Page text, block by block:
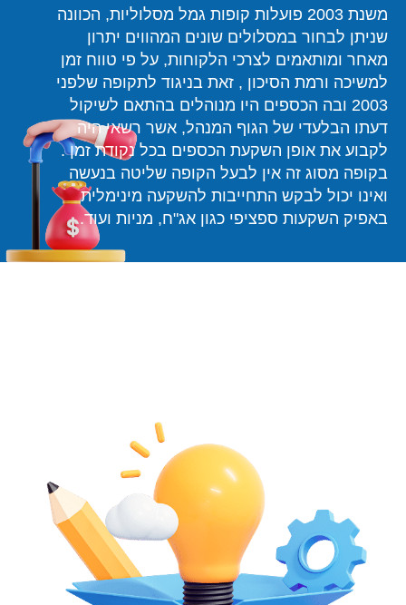
משנת 2003 פועלות קופות גמל מסלוליות, הכוונה
שניתן לבחור במסלולים שונים המהווים יתרון
מאחר ומותאמים לצרכי הלקוחות, על פי טווח זמן
למשיכה ורמת הסיכון , זאת בניגוד לתקופה שלפני
2003 ובה הכספים היו מנוהלים בהתאם לשיקול
דעתו הבלעדי של הגוף המנהל, אשר רשאי היה
לקבוע את אופן השקעת הכספים בכל נקודת זמן .
בקופה מסוג זה אין לבעל הקופה שליטה בנעשה
ואינו יכול לבקש התחייבות להשקעה מינימלית
באפיק השקעות ספציפי כגון אג"ח, מניות ועוד.